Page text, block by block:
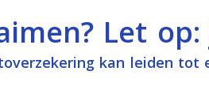
Let
kan leiden